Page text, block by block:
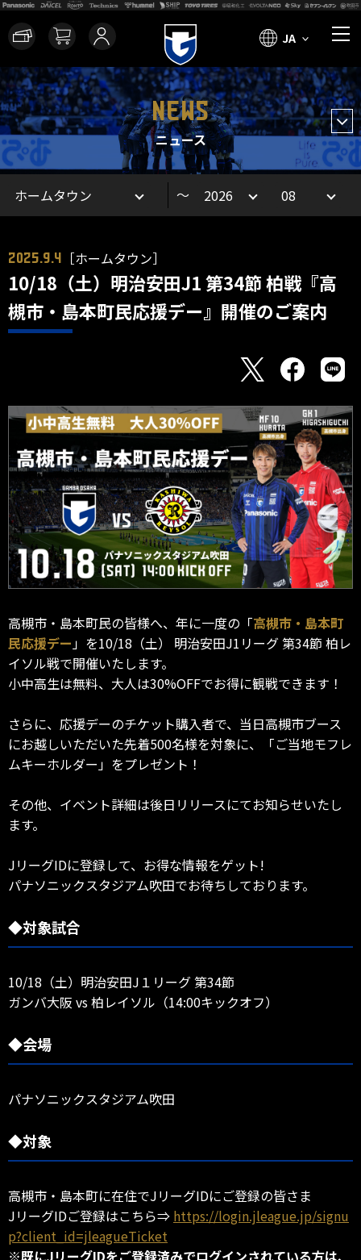
JA
NEWS
ニュース
～
2025.9.4 ［ホームタウン］
10/18（土）明治安田J1 第34節 柏戦『高
槻市・島本町民応援デー』開催のご案内
高槻市・島本町民の皆様へ、年に一度の「高槻市・島本町
民応援デー 」を10/18（土） 明治安田J1リーグ 第34節 柏レ
イソル戦で開催いたします。
小中高生は無料、大人は30%OFFでお得に観戦できます！
さらに、応援デーのチケット購入者で、当日高槻市ブース
にお越しいただいた先着500名様を対象に、「ご当地モフレ
ムキーホルダー」をプレゼント！
その他、イベント詳細は後日リリースにてお知らせいたし
ます。
JリーグIDに登録して、お得な情報をゲット!
パナソニックスタジアム吹田でお待ちしております。
◆対象試合
10/18（土）明治安田J１リーグ 第34節
ガンバ大阪 vs 柏レイソル（14:00キックオフ）
◆会場
パナソニックスタジアム吹田
◆対象
高槻市・島本町に在住でJリーグIDにご登録の皆さま
JリーグIDご登録はこちら⇒ https://login.jleague.jp/signu
p?client_id=jleagueTicket
※既にJリーグIDをご登録済みでログインされている方は、